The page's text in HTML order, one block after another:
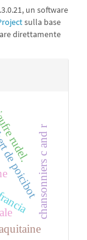
un software
sulla base
direttamente
chansonniers c and r